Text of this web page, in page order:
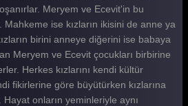
Meryem ve Ecevit'in bu
Mahkeme ise kızların ikisini de anne ya
birini anneye diğerini ise babaya
Meryem ve Ecevit çocukları birbirine
Herkes kızlarını kendi kültür
fikirlerine göre büyütürken kızlarına
onların yeminleriyle aynı